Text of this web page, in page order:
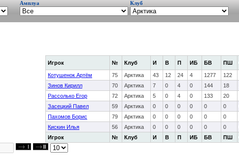
Амплуа Клуб
Игрок № Клуб И В П ИБ БВ ПШ
Игрок № Клуб И В П ИБ БВ ПШ
Котушенок Артём 75 Арктика 43 12 24 4 1277 122
Зинов Кирилл
70 Арктика 7 0 4 0 144 18
Рассолько Егор
72 Арктика 5 0 4 0 133 20
Засецкий Павел
59 Арктика 0 0 0 0 0 0
Пахомов Борис
79 Арктика 0 0 0 0 0 0
Кискин Илья
56 Арктика 0 0 0 0 0 0